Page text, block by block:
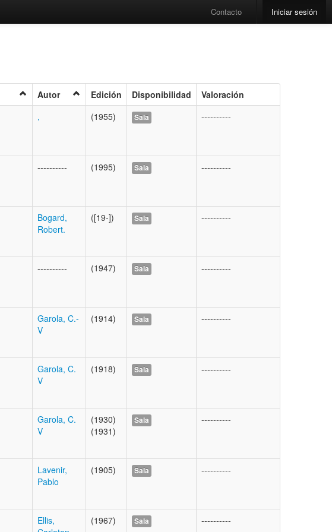
Contacto Iniciar sesión
Autor Edición Disponibilidad Valoración
, (1955) Sala ----------
---------- (1995) Sala ----------
Bogard,
Robert.
([19-]) Sala ----------
---------- (1947) Sala ----------
Garola, C.-
V
(1914) Sala ----------
Garola, C.
V
(1918) Sala ----------
Garola, C.
V
(1930)
(1931)
Sala ----------
Lavenir,
Pablo
(1905) Sala ----------
Ellis,
(1967) Sala ----------